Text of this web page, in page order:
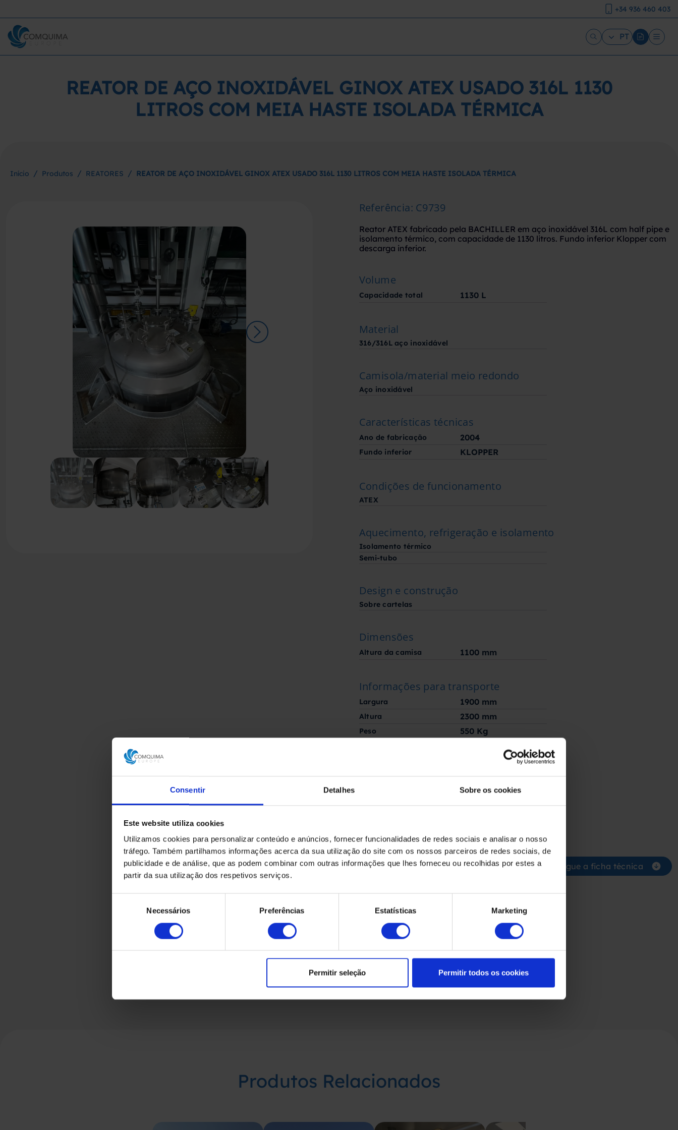
Consentir Detalhes Sobre os cookies
Este website utiliza cookies
Utilizamos cookies para personalizar conteúdo e anúncios, fornecer funcionalidades de redes sociais e analisar o nosso
tráfego. Também partilhamos informações acerca da sua utilização do site com os nossos parceiros de redes sociais, de
publicidade e de análise, que as podem combinar com outras informações que lhes forneceu ou recolhidas por estes a
partir da sua utilização dos respetivos serviços.
consentimento
Necessários Preferências Estatísticas Marketing
Permitir seleção Permitir todos os cookies
+34 936 460 403
PT
REATOR DE AÇO INOXIDÁVEL GINOX ATEX USADO 316L 1130
LITROS COM MEIA HASTE ISOLADA TÉRMICA
Início / Produtos / REATORES / REATOR DE AÇO INOXIDÁVEL GINOX ATEX USADO 316L 1130 LITROS COM MEIA HASTE ISOLADA TÉRMICA
Referência: C9739
Reator ATEX fabricado pela BACHILLER em aço inoxidável 316L com half pipe e
isolamento térmico, com capacidade de 1130 litros. Fundo inferior Klopper com
descarga inferior.
Volume
Capacidade total 1130 L
Material
316/316L aço inoxidável
Camisola/material meio redondo
Aço inoxidável
Características técnicas
Ano de fabricação 2004
Fundo inferior KLOPPER
Condições de funcionamento
ATEX
Aquecimento, refrigeração e isolamento
Isolamento térmico
Semi-tubo
Design e construção
Sobre cartelas
Dimensões
Altura da camisa 1100 mm
Informações para transporte
Largura 1900 mm
Altura 2300 mm
Peso 550 Kg
No estado
Solicite aqui o seu
Descarregue a ficha técnica
Produtos Relacionados